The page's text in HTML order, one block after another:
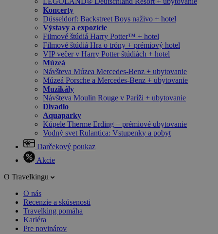
Koncerty
Düsseldorf: Backstreet Boys naživo + hotel
Výstavy a expozície
Filmové štúdiá Harry Potter™ + hotel
Filmové štúdiá Hra o tróny + prémiový hotel
VIP večer v Harry Potter štúdiách + hotel
Múzeá
Návšteva Múzea Mercedes-Benz + ubytovanie
Múzeá Porsche a Mercedes-Benz + ubytovanie
Muzikály
Návšteva Moulin Rouge v Paríži + ubytovanie
Divadlo
Aquaparky
Kúpele Therme Erding + prémiové ubytovanie
Vodný svet Rulantica: Vstupenky a pobyt
Darčekový poukaz
Akcie
O Travelkingu
O nás
Recenzie a skúsenosti
Travelking pomáha
Kariéra
Pre novinárov